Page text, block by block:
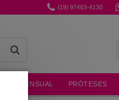
(19) 97403-4130
MODA SENSUAL PRÓTESES